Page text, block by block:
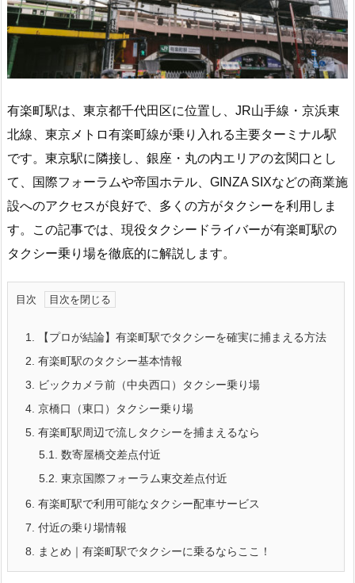
有楽町駅は、東京都千代田区に位置し、JR山手線・京浜東
北線、東京メトロ有楽町線が乗り入れる主要ターミナル駅
です。東京駅に隣接し、銀座・丸の内エリアの玄関口とし
て、国際フォーラムや帝国ホテル、GINZA SIXなどの商業施
設へのアクセスが良好で、多くの方がタクシーを利用しま
す。この記事では、現役タクシードライバーが有楽町駅の
タクシー乗り場を徹底的に解説します。
目次
1. 【プロが結論】有楽町駅でタクシーを確実に捕まえる方法
2. 有楽町駅のタクシー基本情報
3. ビックカメラ前（中央西口）タクシー乗り場
4. 京橋口（東口）タクシー乗り場
5. 有楽町駅周辺で流しタクシーを捕まえるなら
5.1. 数寄屋橋交差点付近
5.2. 東京国際フォーラム東交差点付近
6. 有楽町駅で利用可能なタクシー配車サービス
7. 付近の乗り場情報
8. まとめ｜有楽町駅でタクシーに乗るならここ！